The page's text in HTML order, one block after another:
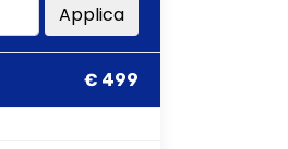
Applica
€ 499